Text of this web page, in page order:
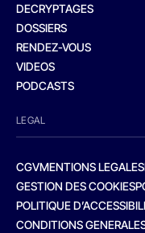
DECRYPTAGES
DOSSIERS
RENDEZ-VOUS
VIDEOS
PODCASTS
LEGAL
CGVMENTIONS LEGALES
GESTION DES COOKIES
POLITIQUE
CONDITIONS